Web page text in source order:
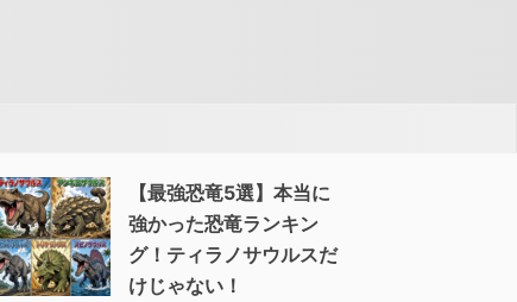
【最強恐竜5選】本当に
強かった恐竜ランキン
グ！ティラノサウルスだ
けじゃない！